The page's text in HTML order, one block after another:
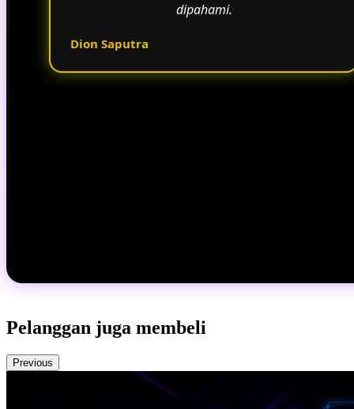
dipahami.
Dion Saputra
Pelanggan juga membeli
Previous